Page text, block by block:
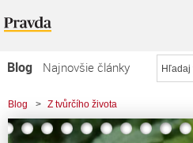
Blog
Najnovšie články
Najčítanejšie články
Najkomentovanejšie články
Blog > Z tvůrčího života